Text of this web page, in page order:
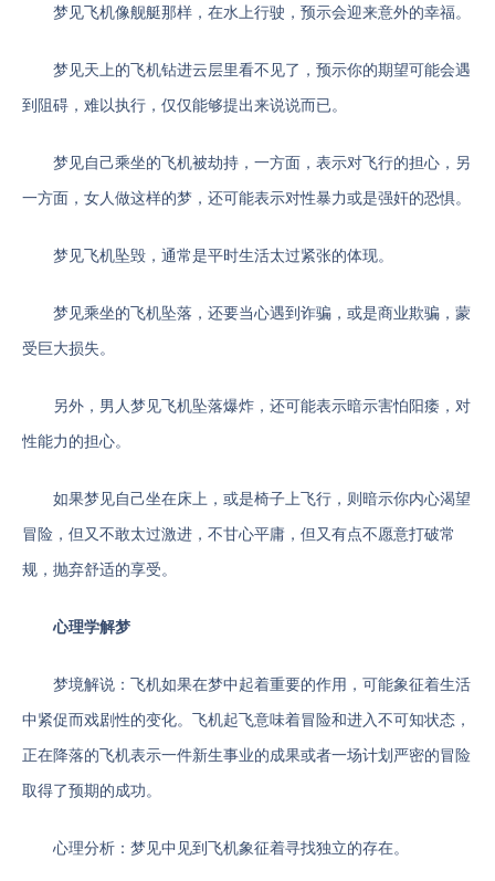
梦见飞机像舰艇那样，在水上行驶，预示会迎来意外的幸福。
梦见天上的飞机钻进云层里看不见了，预示你的期望可能会遇
到阻碍，难以执行，仅仅能够提出来说说而已。
梦见自己乘坐的飞机被劫持，一方面，表示对飞行的担心，另
一方面，女人做这样的梦，还可能表示对性暴力或是强奸的恐惧。
梦见飞机坠毁，通常是平时生活太过紧张的体现。
梦见乘坐的飞机坠落，还要当心遇到诈骗，或是商业欺骗，蒙
受巨大损失。
另外，男人梦见飞机坠落爆炸，还可能表示暗示害怕阳痿，对
性能力的担心。
如果梦见自己坐在床上，或是椅子上飞行，则暗示你内心渴望
冒险，但又不敢太过激进，不甘心平庸，但又有点不愿意打破常
规，抛弃舒适的享受。
心理学解梦
梦境解说：飞机如果在梦中起着重要的作用，可能象征着生活
中紧促而戏剧性的变化。飞机起飞意味着冒险和进入不可知状态，
正在降落的飞机表示一件新生事业的成果或者一场计划严密的冒险
取得了预期的成功。
心理分析：梦见中见到飞机象征着寻找独立的存在。